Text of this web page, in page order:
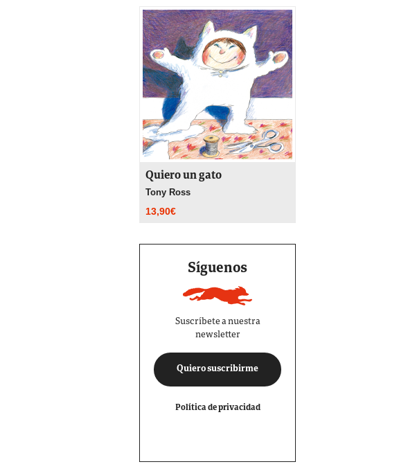
Quiero un gato
Tony Ross
13,90€
Síguenos
Suscríbete a nuestra
newsletter
Quiero suscribirme
Política de privacidad